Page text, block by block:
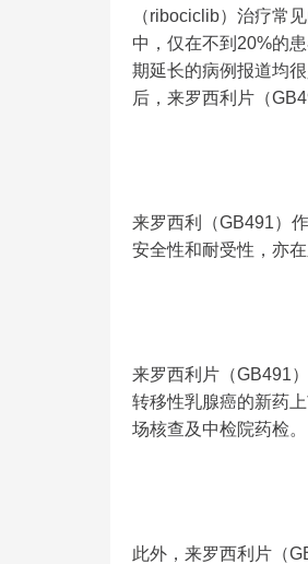
（ribociclib）治疗常
中，仅在不到20%的
期延长的病例报道均
后，来罗西利片（
来罗西利（GB491）
安全性和耐受性，亦在
来罗西利片（GB491
转移性乳腺癌的新药
场核查及中检院药检。
此外，来罗西利片（